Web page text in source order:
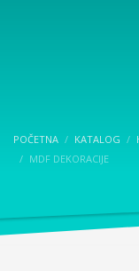
POČETNA KATALOG
MDF DEKORACIJE